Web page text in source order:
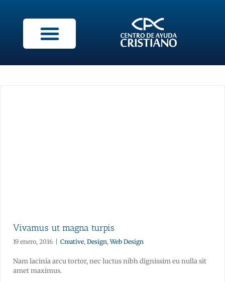
Vivamus ut magna turpis
19 enero, 2016 Creative, Design,Web Design
Nam lacinia arcu tortor, nec luctus nibh dignissim eu nulla sit
amet maximus.